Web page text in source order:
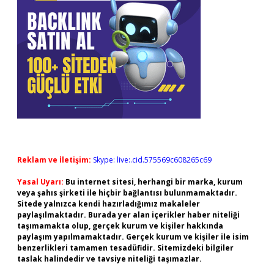
Reklam ve İletişim: Skype: live:.cid.575569c608265c69
Yasal Uyarı: Bu internet sitesi, herhangi bir marka, kurum
veya şahıs şirketi ile hiçbir bağlantısı bulunmamaktadır.
Sitede yalnızca kendi hazırladığımız makaleler
paylaşılmaktadır. Burada yer alan içerikler haber niteliği
taşımamakta olup, gerçek kurum ve kişiler hakkında
paylaşım yapılmamaktadır. Gerçek kurum ve kişiler ile isim
benzerlikleri tamamen tesadüfidir. Sitemizdeki bilgiler
taslak halindedir ve tavsiye niteliği taşımazlar.